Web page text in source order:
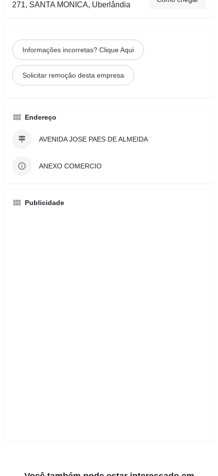
271, SANTA MONICA, Uberlândia
Informações incorretas? Clique Aqui
Solicitar remoção desta empresa
Endereço
AVENIDA JOSE PAES DE ALMEIDA
ANEXO COMERCIO
Publicidade